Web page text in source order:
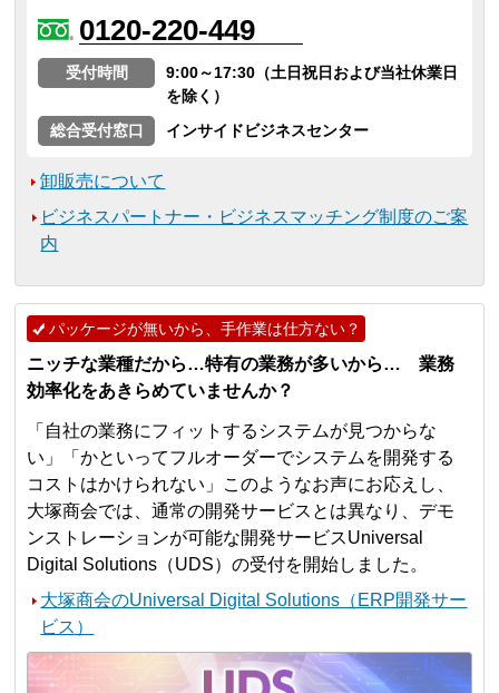
0120-220-449
受付時間
9:00～17:30（土日祝日および当社休業日
を除く）
総合受付窓口
インサイドビジネスセンター
卸販売について
ビジネスパートナー・ビジネスマッチング制度のご案
内
パッケージが無いから、手作業は仕方ない？
ニッチな業種だから…特有の業務が多いから… 業務
効率化をあきらめていませんか？
「自社の業務にフィットするシステムが見つからな
い」「かといってフルオーダーでシステムを開発する
コストはかけられない」このようなお声にお応えし、
大塚商会では、通常の開発サービスとは異なり、デモ
ンストレーションが可能な開発サービスUniversal
Digital Solutions（UDS）の受付を開始しました。
大塚商会のUniversal Digital Solutions（ERP開発サー
ビス）